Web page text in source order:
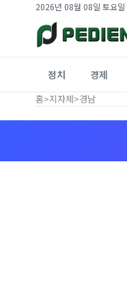
2026년 08월 08일 토요일
정치 경제
홈>지자체>경남